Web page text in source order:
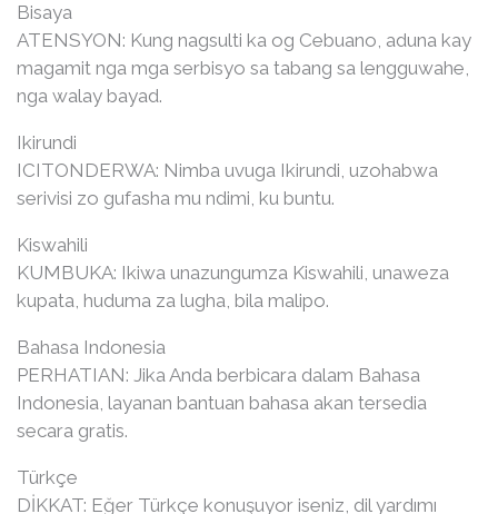
Bisaya
ATENSYON: Kung nagsulti ka og Cebuano, aduna kay
magamit nga mga serbisyo sa tabang sa lengguwahe,
nga walay bayad.
Ikirundi
ICITONDERWA: Nimba uvuga Ikirundi, uzohabwa
serivisi zo gufasha mu ndimi, ku buntu.
Kiswahili
KUMBUKA: Ikiwa unazungumza Kiswahili, unaweza
kupata, huduma za lugha, bila malipo.
Bahasa Indonesia
PERHATIAN: Jika Anda berbicara dalam Bahasa
Indonesia, layanan bantuan bahasa akan tersedia
secara gratis.
Türkçe
DİKKAT: Eğer Türkçe konuşuyor iseniz, dil yardımı